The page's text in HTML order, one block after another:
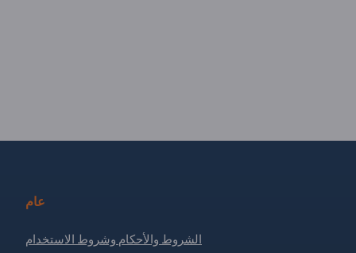
عام
الشروط والأحكام وشروط الاستخدام